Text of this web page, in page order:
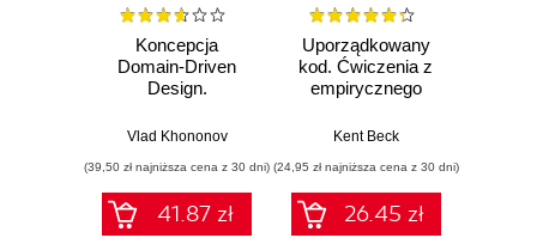
Koncepcja
Domain-Driven
Design.
architektury
biznesowej
Vlad Khononov
(39,50 zł najniższa cena z 30 dni)
41.87 zł
Uporządkowany
kod. Ćwiczenia z
empirycznego
oprogramowania
Kent Beck
(24,95 zł najniższa cena z 30 dni)
26.45 zł